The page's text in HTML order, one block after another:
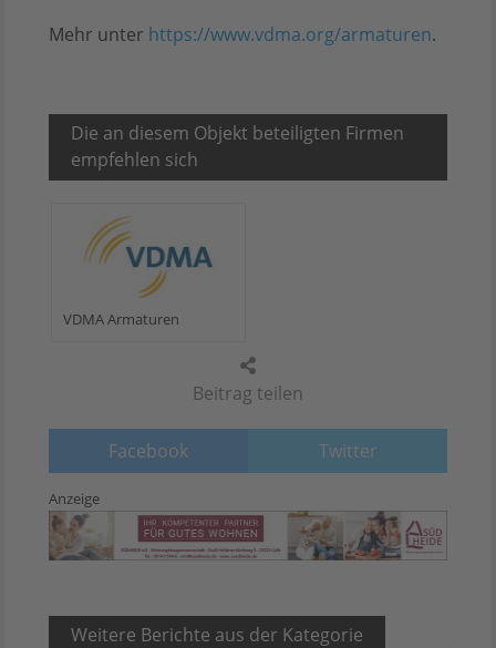
Beitrag teilen
Facebook Twitter
Mehr unter https://www.vdma.org/armaturen.
Die an diesem Objekt beteiligten Firmen
empfehlen sich
VDMA Armaturen
Anzeige
Weitere Berichte aus der Kategorie